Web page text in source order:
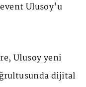
Ulusoy'u
Ulusoy yeni
dijital